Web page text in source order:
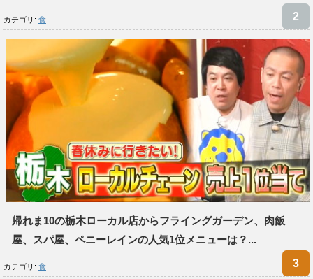
カテゴリ: 食
帰れま10の栃木ローカル店からフライングガーデン、肉飯
屋、スパ屋、ペニーレインの人気1位メニューは？...
カテゴリ: 食